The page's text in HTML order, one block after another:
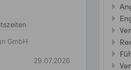
GmbH
29.07.2026